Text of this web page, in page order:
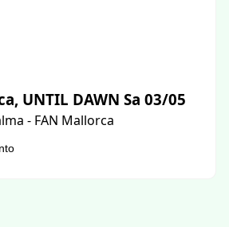
UNTIL DAWN Sa 03/05
- FAN Mallorca